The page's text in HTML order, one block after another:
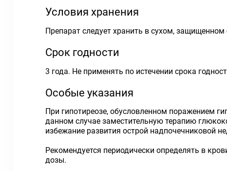
Условия хранения
Препарат следует хранить в сухом,
Срок годности
3 года. Не применять по истечении срока
Особые указания
При гипотиреозе, обусловленном поражением
данном случае заместительную терапию
избежание развития острой надпочечниковой
Рекомендуется периодически определять в
дозы.